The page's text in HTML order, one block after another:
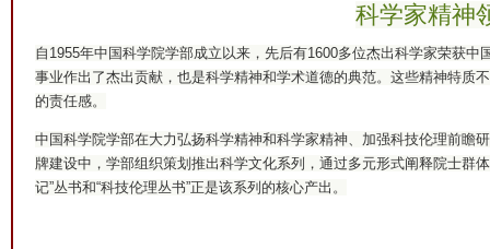
科学家精神
自1955年中国科学院学部成立以来，先后有1600多位杰出科学家荣获
事业作出了杰出贡献，也是科学精神和学术道德的典范。这些精神特质
的责任感。
中国科学院学部在大力弘扬科学精神和科学家精神、加强科技伦理前瞻
牌建设中，学部组织策划推出科学文化系列，通过多元形式阐释院士群
记”丛书和“科技伦理丛书”正是该系列的核心产出。